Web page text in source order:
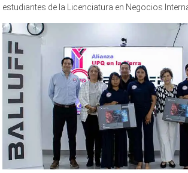
estudiantes de la Licenciatura en Negocios